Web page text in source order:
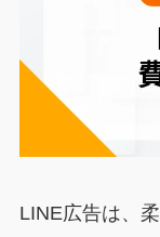
LINE広告は、